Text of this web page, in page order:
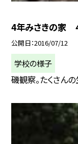
4年みさきの家
公開日 2016/07/12
学校の様子
磯観察。たくさん